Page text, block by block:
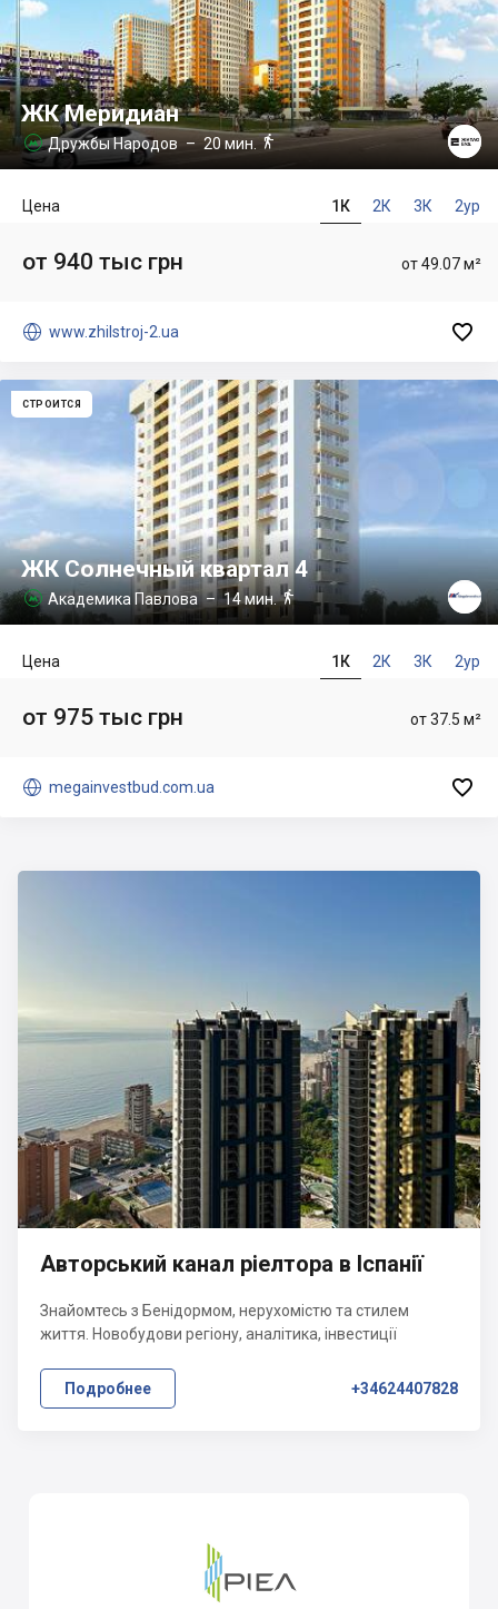
ЖК Меридиан
 Дружбы Народов– 20 мин.
1К 2К 3К 2ур
Цена
от 49.07 м²
от 940 тыс грн
 www.zhilstroj-2.ua 
СТРОИТСЯ
ЖК Солнечный квартал 4
 Академика Павлова– 14 мин.
1К 2К 3К 2ур
Цена
от 37.5 м²
от 975 тыс грн
 megainvestbud.com.ua 
Авторський канал ріелтора в Іспанії
Знайомтесь з Бенідормом, нерухомістю та стилем
життя. Новобудови регіону, аналітика, інвестиції
Подробнее +34624407828